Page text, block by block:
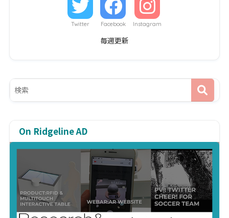
Twitter Facebook Instagram
毎週更新
On Ridgeline AD